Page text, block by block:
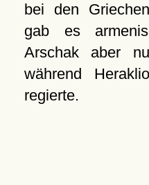
bei den
gab es
Arschak aber
während
regierte.